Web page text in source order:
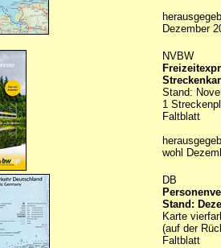
Dezember
NVBW
Stand:
1
Faltblatt
wohl
DB
Stand:
Karte
(auf der
Faltblatt